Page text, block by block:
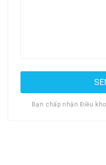
Bạn chấp nhận Điều